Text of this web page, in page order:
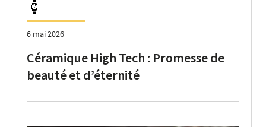
6 mai 2026
Céramique High Tech : Promesse de
beauté et d’éternité